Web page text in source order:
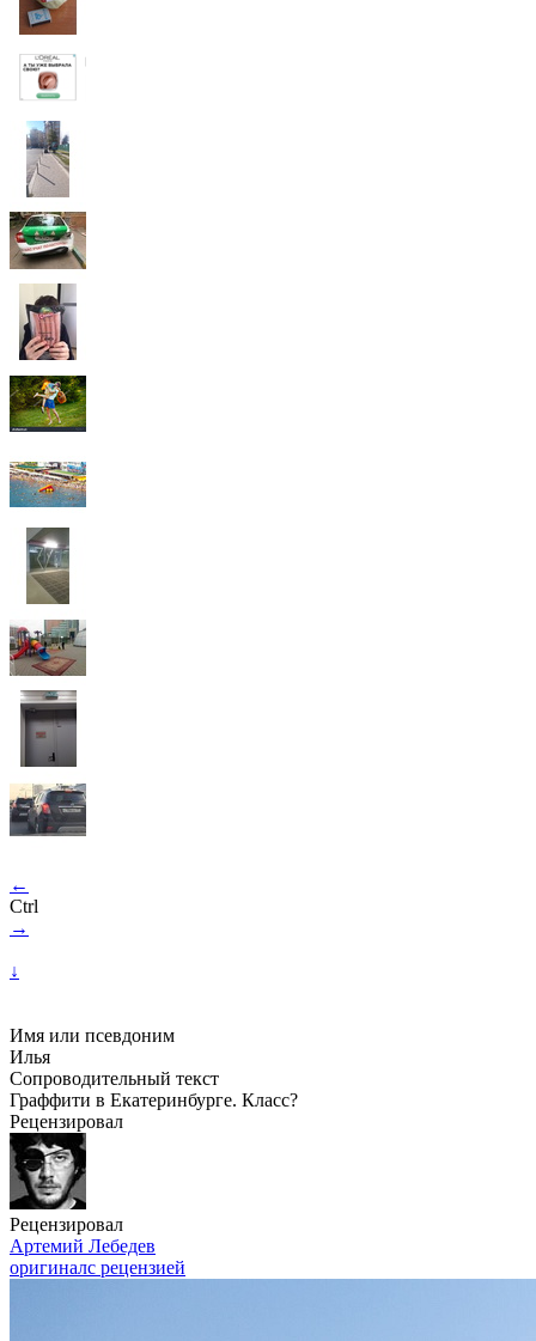
←
Ctrl
→
↓
Имя или псевдоним
Илья
Сопроводительный текст
Граффити в Екатеринбурге. Класс?
Рецензировал
Рецензировал
Артемий Лебедев
оригиналс рецензией